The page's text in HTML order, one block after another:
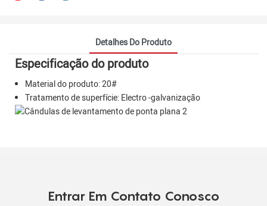
Detalhes Do Produto
Especificação do produto
Material do produto: 20#
Tratamento de superfície: Electro -galvanização
Entrar Em Contato Conosco